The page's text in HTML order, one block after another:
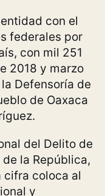
con el
federales por
con mil 251
2018 y marzo
Defensoría de
de Oaxaca
del Delito de
la República,
cifra coloca al
y